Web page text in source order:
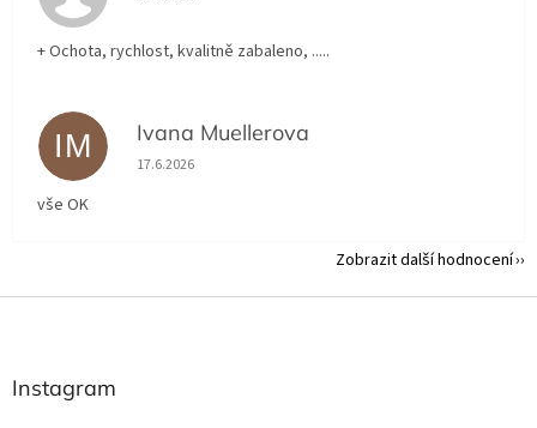
+ Ochota, rychlost, kvalitně zabaleno, .....
IM Ivana Muellerova
Hodnocení obchodu je 5 z 5 hvězdiček.
17.6.2026
vše OK
Zobrazit další hodnocení
Z
Instagram